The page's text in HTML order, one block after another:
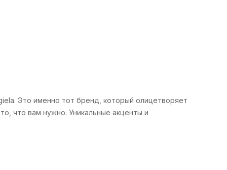
Это именно тот бренд, который олицетворяет
что вам нужно. Уникальные акценты и